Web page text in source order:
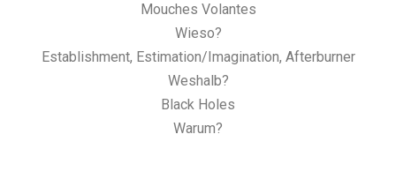
Mouches Volantes
Wieso?
Establishment, Estimation/Imagination, Afterburner
Weshalb?
Black Holes
Warum?